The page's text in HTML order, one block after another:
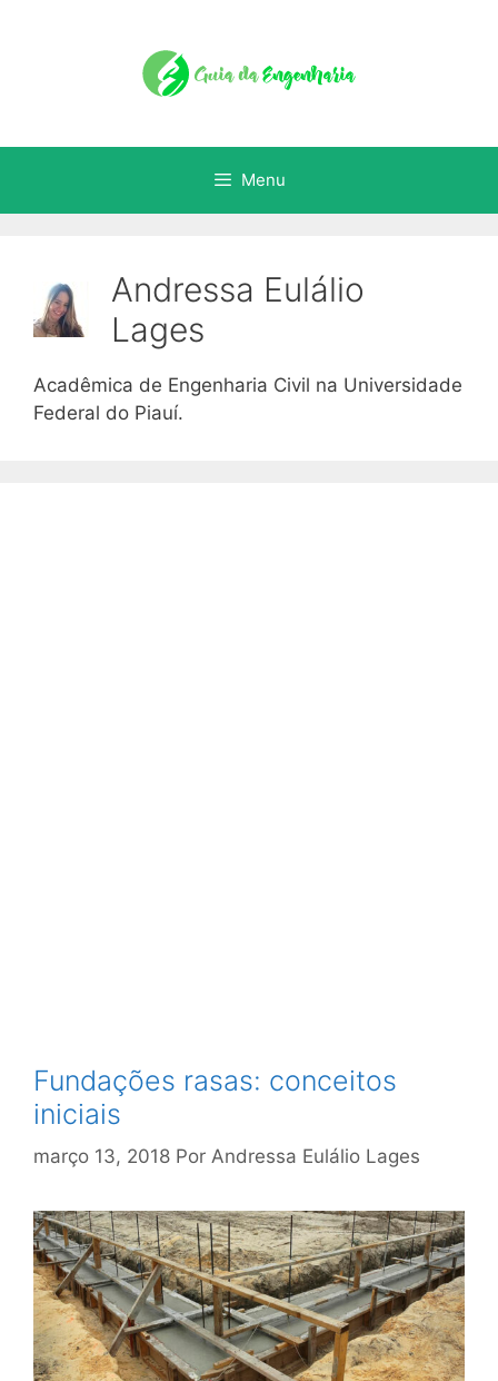
Menu
Andressa Eulálio
Lages
Acadêmica de Engenharia Civil na Universidade
Federal do Piauí.
Fundações rasas: conceitos
iniciais
março 13, 2018 Por Andressa Eulálio Lages